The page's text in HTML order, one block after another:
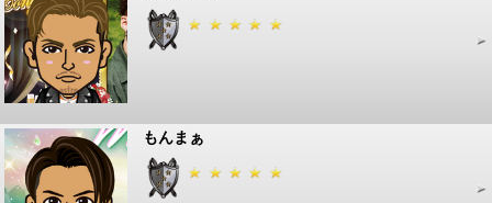
もんまぁ